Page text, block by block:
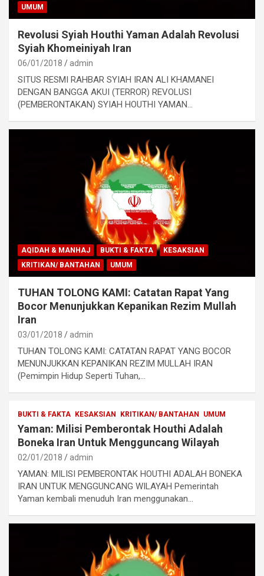
UMUM
Revolusi Syiah Houthi Yaman Adalah Revolusi
Syiah Khomeiniyah Iran
06/01/2018 admin
SITUS RESMI RAHBAR SYIAH IRAN ALI KHAMANEI
DENGAN BANGGA AKUI (TERROR) REVOLUSI
(PEMBERONTAKAN) SYIAH HOUTHI YAMAN…
AQIDAH & MANHAJ BUKTI & FAKTA
KESAKSIAN
KRITIKAN/ BANTAHAN
UMUM
TUHAN TOLONG KAMI: Catatan Rapat Yang
Bocor Menunjukkan Kepanikan Rezim Mullah
Iran
03/01/2018 admin
TUHAN TOLONG KAMI: CATATAN RAPAT YANG BOCOR
MENUNJUKKAN KEPANIKAN REZIM MULLAH IRAN
(Pemimpin Hidup Seperti Tuhan,…
BUKTI & FAKTA KESAKSIAN KRITIKAN/ BANTAHAN UMUM
Yaman: Milisi Pemberontak Houthi Adalah
Boneka Iran Untuk Mengguncang Wilayah
02/01/2018 admin
YAMAN: MILISI PEMBERONTAK HOUTHI ADALAH BONEKA
IRAN UNTUK MENGGUNCANG WILAYAH Pemerintah
Yaman kembali menuduh Iran menggunakan…